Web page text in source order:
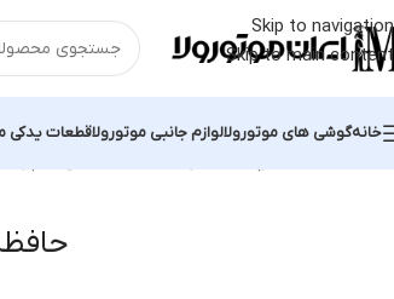
Skip to navigation
Skip to main content
خانهگوشی های موتورولالوازم جانبی موتورولاقطعات یدکی
حافظه